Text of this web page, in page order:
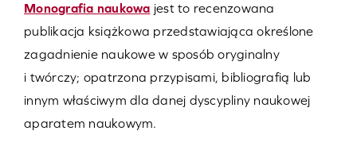
Monografia naukowa jest to recenzowana
publikacja książkowa przedstawiająca określone
zagadnienie naukowe w sposób oryginalny
i twórczy; opatrzona przypisami, bibliografią lub
innym właściwym dla danej dyscypliny naukowej
aparatem naukowym.